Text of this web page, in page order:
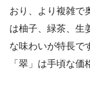
おり、より複雑で
は柚子、緑茶、生
な味わいが特長で
「翠」は手頃な価